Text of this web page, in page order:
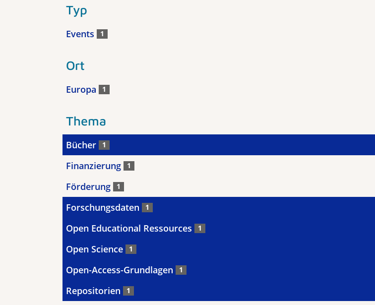
Typ
Events 1
Ort
Europa 1
Thema
Bücher 1
Finanzierung 1
Förderung 1
Forschungsdaten 1
Open Educational Ressources 1
Open Science 1
Open-Access-Grundlagen 1
Repositorien 1